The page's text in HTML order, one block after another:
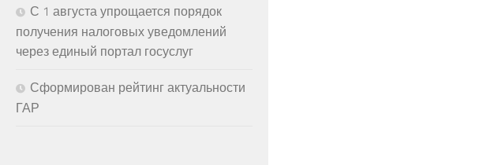
С 1 августа упрощается порядок
получения налоговых уведомлений
через единый портал госуслуг
Сформирован рейтинг актуальности
ГАР